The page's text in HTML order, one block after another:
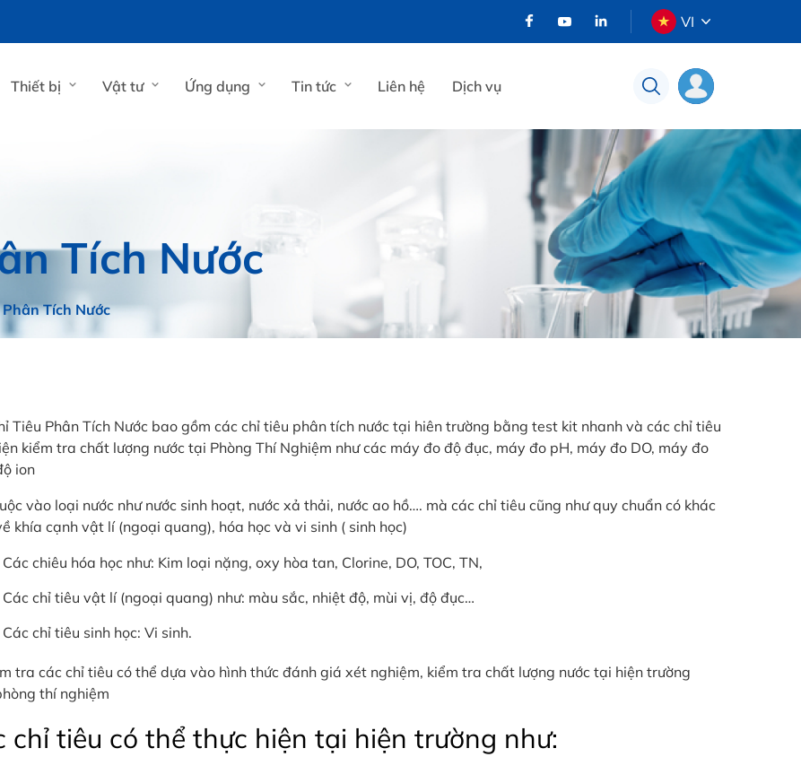
VI
Thiết bị Vật tư Ứng dụng Tin tức Liên hệ Dịch vụ
Tích Nước
Tích Nước
Tiêu Phân Tích Nước bao gồm các chỉ tiêu phân tích nước tại hiên trường bằng test kit nhanh và các chỉ tiêu
kiểm tra chất lượng nước tại Phòng Thí Nghiệm như các máy đo độ đục, máy đo pH, máy đo DO, máy đo
ion
vào loại nước như nước sinh hoạt, nước xả thải, nước ao hồ…. mà các chỉ tiêu cũng như quy chuẩn có khác
khía cạnh vật lí (ngoại quang), hóa học và vi sinh ( sinh học)
Các chiêu hóa học như: Kim loại nặng, oxy hòa tan, Clorine, DO, TOC, TN,
Các chỉ tiêu vật lí (ngoại quang) như: màu sắc, nhiệt độ, mùi vị, độ đục…
Các chỉ tiêu sinh học: Vi sinh.
tra các chỉ tiêu có thể dựa vào hình thức đánh giá xét nghiệm, kiểm tra chất lượng nước tại hiện trường
thí nghiệm
chỉ tiêu có thể thực hiện tại hiện trường như: